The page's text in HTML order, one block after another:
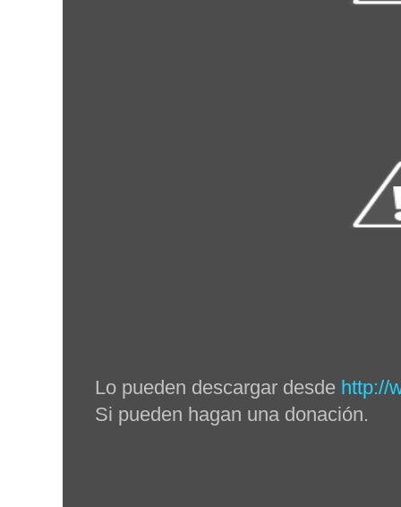
Lo pueden descargar desde http://
Si pueden hagan una donación.